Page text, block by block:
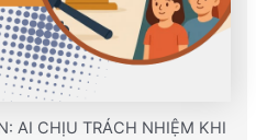
AI CHỊU TRÁCH NHIỆM KHI